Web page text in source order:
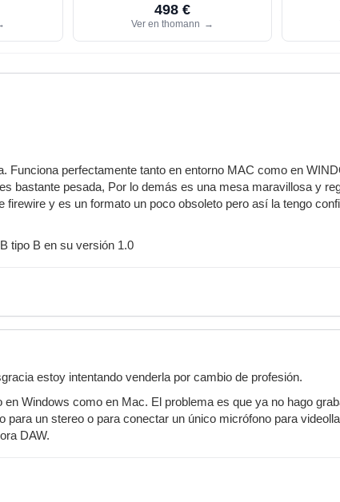
498 €
Ver en thomann →
Funciona perfectamente tanto en entorno MAC como en
bastante pesada, Por lo demás es una mesa maravillosa y
firewire y es un formato un poco obsoleto pero así la tengo
tipo B en su versión 1.0
estoy intentando venderla por cambio de profesión.
Windows como en Mac. El problema es que ya no hago
para un stereo o para conectar un único micrófono para
DAW.